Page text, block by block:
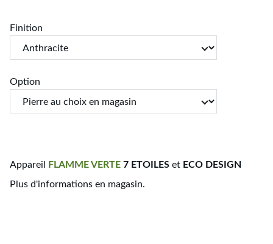
Finition
Option
Appareil FLAMMEVERTE 7 ETOILES et ECO DESIGN
Plus d'informations en magasin.